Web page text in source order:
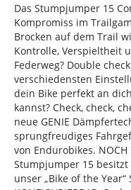
Das Stumpjumper 15
Kompromiss im
Brocken auf dem Trail
Kontrolle, Verspieltheit
Federweg? Double
verschiedensten
dein Bike perfekt an
kannst? Check, check,
neue GENIE
sprungfreudiges
von Endurobikes. NOCH
Stumpjumper 15
unser „Bike of the Year“